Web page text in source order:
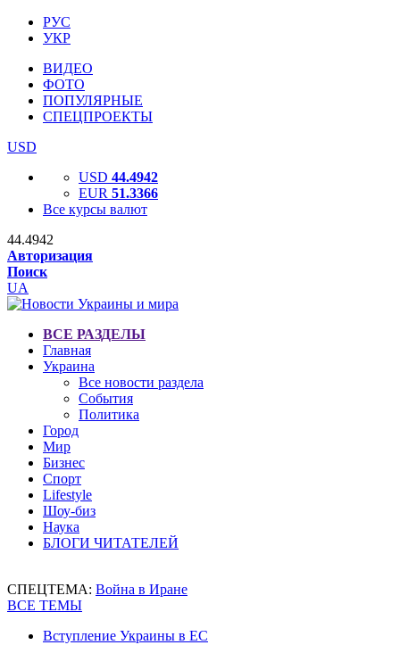
РУС
УКР
ВИДЕО
ФОТО
ПОПУЛЯРНЫЕ
СПЕЦПРОЕКТЫ
USD
USD 44.4942
EUR 51.3366
Все курсы валют
44.4942
Авторизация
Поиск
UA
ВСЕ РАЗДЕЛЫ
Главная
Украина
Все новости раздела
События
Политика
Город
Мир
Бизнес
Спорт
Lifestyle
Шоу-биз
Наука
БЛОГИ ЧИТАТЕЛЕЙ
СПЕЦТЕМА: Война в Иране
ВСЕ ТЕМЫ
Вступление Украины в ЕС